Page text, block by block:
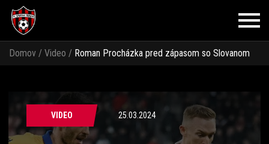
Domov / Video / Roman Procházka pred zápasom so Slovanom
VIDEO 25.03.2024